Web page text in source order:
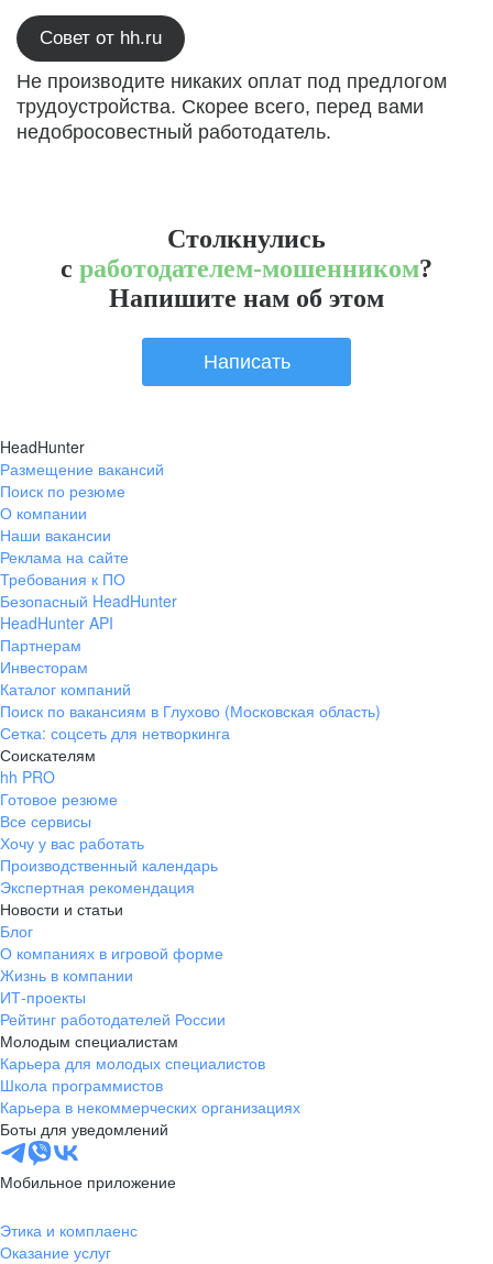
Совет от hh.ru
Не производите никаких оплат под предлогом
трудоустройства. Скорее всего, перед вами
недобросовестный работодатель.
Столкнулись
с работодателем-мошенником?
Напишите нам об этом
Написать
HeadHunter
Размещение вакансий
Поиск по резюме
О компании
Наши вакансии
Реклама на сайте
Требования к ПО
Безопасный HeadHunter
HeadHunter API
Партнерам
Инвесторам
Каталог компаний
Поиск по вакансиям в Глухово (Московская область)
Сетка: соцсеть для нетворкинга
Соискателям
hh PRO
Готовое резюме
Все сервисы
Хочу у вас работать
Производственный календарь
Экспертная рекомендация
Новости и статьи
Блог
О компаниях в игровой форме
Жизнь в компании
ИТ-проекты
Рейтинг работодателей России
Молодым специалистам
Карьера для молодых специалистов
Школа программистов
Карьера в некоммерческих организациях
Боты для уведомлений
Мобильное приложение
Этика и комплаенс
Оказание услуг